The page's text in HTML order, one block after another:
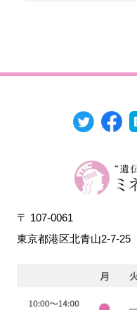
〒 107-0061
東京都港区北青山2-7-25